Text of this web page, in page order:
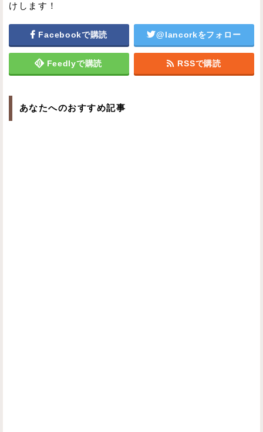
けします！
Facebookで購読 @lancorkをフォロー
Feedlyで購読 RSSで購読
あなたへのおすすめ記事